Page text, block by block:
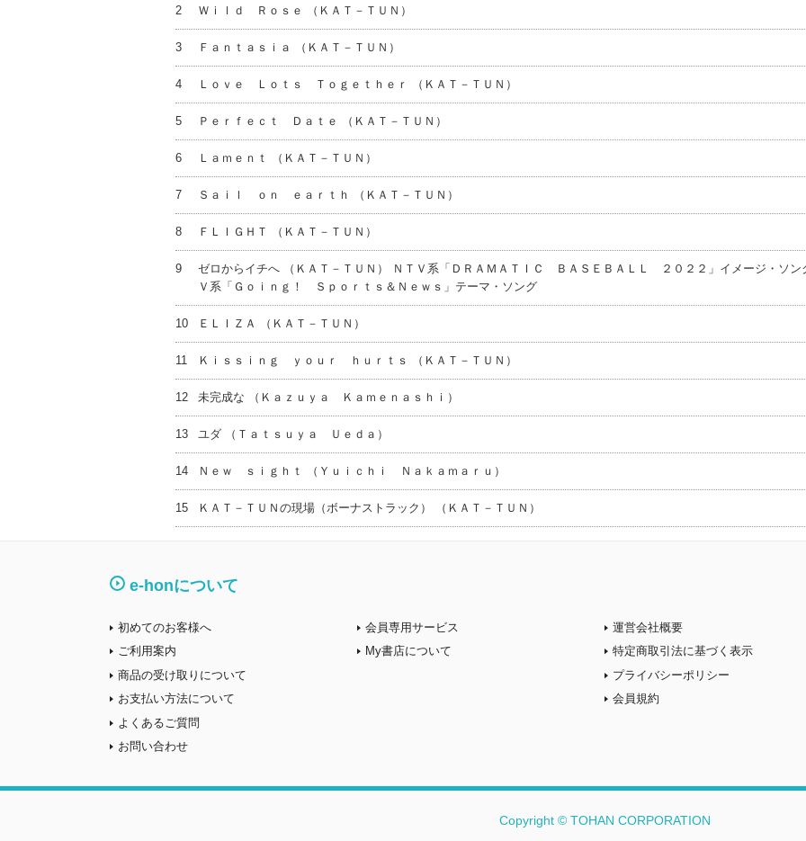
2 Ｗｉｌｄ Ｒｏｓｅ （ＫＡＴ－ＴＵＮ）
3 Ｆａｎｔａｓｉａ （ＫＡＴ－ＴＵＮ）
4 Ｌｏｖｅ Ｌｏｔｓ Ｔｏｇｅｔｈｅｒ （ＫＡＴ－ＴＵＮ）
5 Ｐｅｒｆｅｃｔ Ｄａｔｅ （ＫＡＴ－ＴＵＮ）
6 Ｌａｍｅｎｔ （ＫＡＴ－ＴＵＮ）
7 Ｓａｉｌ ｏｎ ｅａｒｔｈ （ＫＡＴ－ＴＵＮ）
8 ＦＬＩＧＨＴ （ＫＡＴ－ＴＵＮ）
9
ゼロからイチへ （ＫＡＴ－ＴＵＮ） ＮＴＶ系「ＤＲＡＭＡＴＩＣ ＢＡＳＥＢＡＬＬ ２０２２」イメージ・ソン
Ｖ系「Ｇｏｉｎｇ！ Ｓｐｏｒｔｓ＆Ｎｅｗｓ」テーマ・ソング
10 ＥＬＩＺＡ （ＫＡＴ－ＴＵＮ）
11 Ｋｉｓｓｉｎｇ ｙｏｕｒ ｈｕｒｔｓ （ＫＡＴ－ＴＵＮ）
12 未完成な （Ｋａｚｕｙａ Ｋａｍｅｎａｓｈｉ）
13 ユダ （Ｔａｔｓｕｙａ Ｕｅｄａ）
14 Ｎｅｗ ｓｉｇｈｔ （Ｙｕｉｃｈｉ Ｎａｋａｍａｒｕ）
15 ＫＡＴ－ＴＵＮの現場（ボーナストラック） （ＫＡＴ－ＴＵＮ）
e-honについて
初めてのお客様へ
ご利用案内
商品の受け取りについて
お支払い方法について
よくあるご質問
お問い合わせ
会員専用サービス
My書店について
運営会社概要
特定商取引法に基づく表示
プライバシーポリシー
会員規約
Copyright © TOHAN CORPORATION